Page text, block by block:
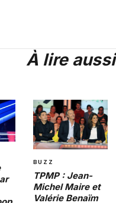
À lire aussi
BUZZ
TPMP : Jean-
Michel Maire et
Valérie Benaïm